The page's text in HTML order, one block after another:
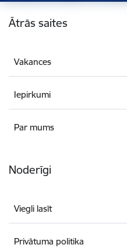
Kājene
Ātrās saites
Vakances
Iepirkumi
Par mums
Noderīgi
Viegli lasīt
Privātuma politika